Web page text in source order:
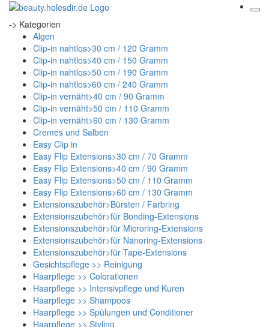
-> Kategorien
Algen
Clip-in nahtlos>30 cm / 120 Gramm
Clip-in nahtlos>40 cm / 150 Gramm
Clip-in nahtlos>50 cm / 190 Gramm
Clip-in nahtlos>60 cm / 240 Gramm
Clip-in vernäht>40 cm / 90 Gramm
Clip-in vernäht>50 cm / 110 Gramm
Clip-in vernäht>60 cm / 130 Gramm
Cremes und Salben
Easy Clip in
Easy Flip Extensions>30 cm / 70 Gramm
Easy Flip Extensions>40 cm / 90 Gramm
Easy Flip Extensions>50 cm / 110 Gramm
Easy Flip Extensions>60 cm / 130 Gramm
Extensionszubehör>Bürsten / Farbring
Extensionszubehör>für Bonding-Extensions
Extensionszubehör>für Microring-Extensions
Extensionszubehör>für Nanoring-Extensions
Extensionszubehör>für Tape-Extensions
Gesichtspflege >> Reinigung
Haarpflege >> Colorationen
Haarpflege >> Intensivpflege und Kuren
Haarpflege >> Shampoos
Haarpflege >> Spülungen und Conditioner
Haarpflege >> Styling